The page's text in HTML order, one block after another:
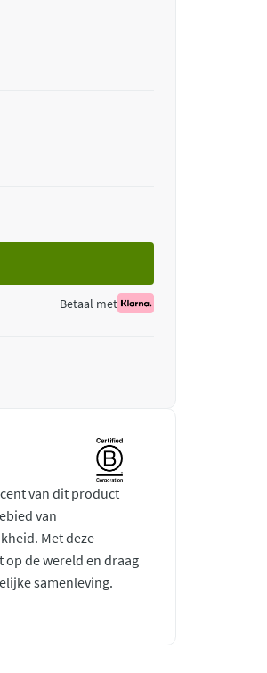
Betaal met
van dit product
van
Met deze
op de wereld en draag
samenleving.